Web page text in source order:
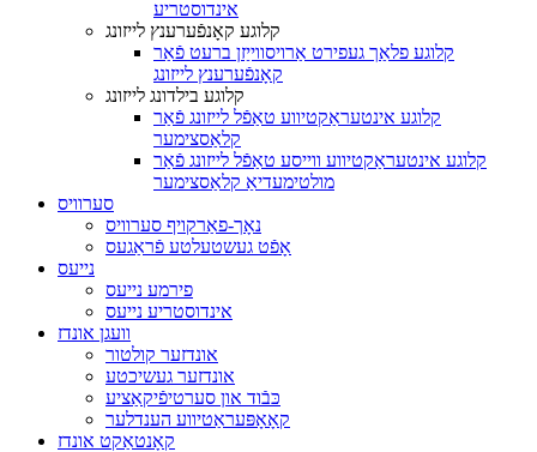
אינדוסטריע
קלוגע קאָנפֿערענץ לייזונג
קלוגע פלאַך געפירט אַרויסווייַזן ברעט פֿאַר
קאָנפֿערענץ לייזונג
קלוגע בילדונג לייזונג
קלוגע אינטעראַקטיווע טאַפֿל לייזונג פֿאַר
קלאַסצימער
קלוגע אינטעראַקטיווע ווייסע טאַפֿל לייזונג פֿאַר
מולטימעדיאַ קלאַסצימער
סערוויס
נאָך-פאַרקויף סערוויס
אָפֿט געשטעלטע פֿראַגעס
נייעס
פירמע נייעס
אינדוסטריע נייעס
וועגן אונדז
אונדזער קולטור
אונדזער געשיכטע
כּבֿוד און סערטיפֿיקאַציע
קאָאָפּעראַטיווע הענדלער
קאָנטאַקט אונדז